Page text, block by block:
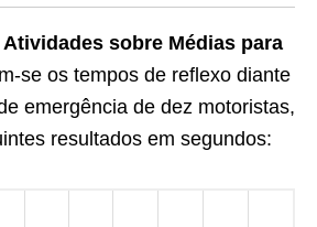
sobre Médias para
se os tempos de reflexo diante
emergência de dez motoristas,
resultados em segundos: